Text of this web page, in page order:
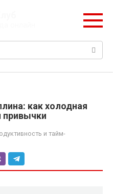
как холодная
привычки
и тайм-